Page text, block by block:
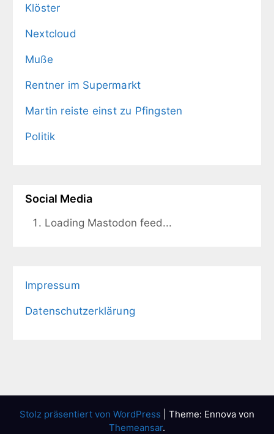
Klöster
Nextcloud
Muße
Rentner im Supermarkt
Martin reiste einst zu Pfingsten
Politik
Social Media
Loading Mastodon feed...
Impressum
Datenschutzerklärung
Stolz präsentiert von WordPress
Theme: Ennova von
Themeansar.